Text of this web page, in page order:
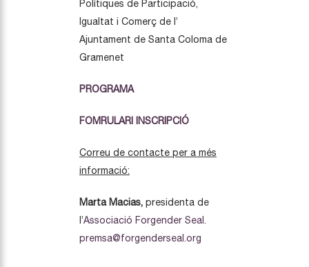
Polítiques de Participació,
Igualtat i Comerç de l’
Ajuntament de Santa Coloma de
Gramenet
PROGRAMA
FOMRULARI INSCRIPCIÓ
Correu de contacte per a més
informació:
Marta Macias, presidenta de
l’Associació Forgender Seal.
premsa@forgenderseal.org